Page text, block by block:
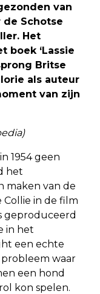
van
de Schotse
Het
boek ‘Lassie
Britse
als auteur
van zijn
1954 geen
het
maken van de
in de film
geproduceerd
in het
een echte
waar
een hond
kon spelen.